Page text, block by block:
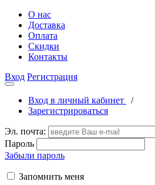
О нас
Доставка
Оплата
Скидки
Контакты
Вход Регистрация
Вход в личный кабинет
/
Зарегистрироваться
Эл. почта:
Пароль
Забыли пароль
Запомнить меня